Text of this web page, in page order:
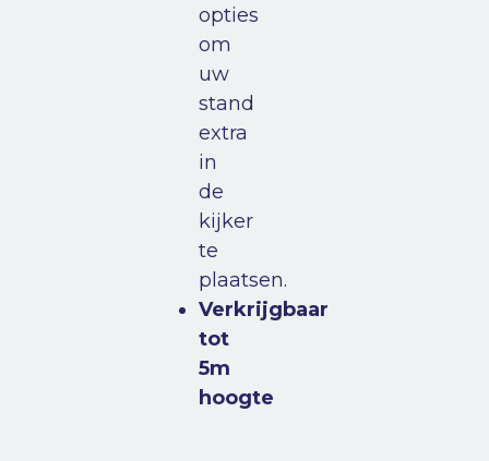
opties
om
uw
stand
extra
in
de
kijker
te
plaatsen.
Verkrijgbaar
tot
5m
hoogte